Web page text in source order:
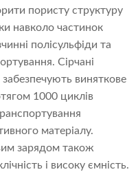
пористу структуру
навколо частинок
полісульфіди та
Сірчані
виняткове
1000 циклів
матеріалу.
зарядом також
і високу ємність.